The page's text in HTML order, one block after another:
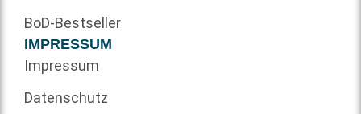
BoD-Bestseller
IMPRESSUM
Impressum
Datenschutz